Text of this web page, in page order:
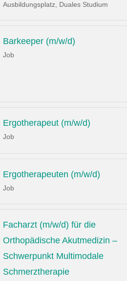
Ausbildungsplatz, Duales Studium
Barkeeper (m/w/d)
Job
Ergotherapeut (m/w/d)
Job
Ergotherapeuten (m/w/d)
Job
Facharzt (m/w/d) für die
Orthopädische Akutmedizin –
Schwerpunkt Multimodale
Schmerztherapie